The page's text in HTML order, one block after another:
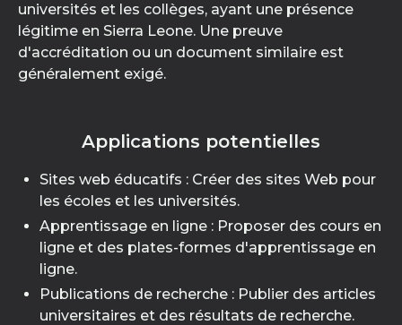
universités et les collèges, ayant une présence
légitime en Sierra Leone. Une preuve
d'accréditation ou un document similaire est
généralement exigé.
Applications potentielles
Sites web éducatifs : Créer des sites Web pour
les écoles et les universités.
Apprentissage en ligne : Proposer des cours en
ligne et des plates-formes d'apprentissage en
ligne.
Publications de recherche : Publier des articles
universitaires et des résultats de recherche.